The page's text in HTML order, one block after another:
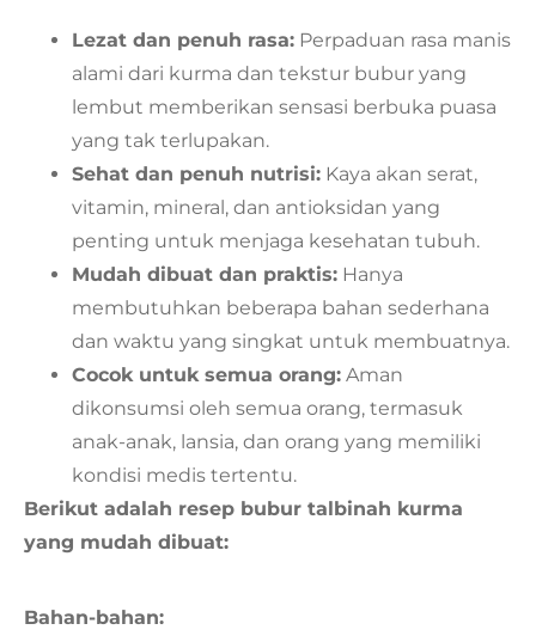
Lezat dan penuh rasa: Perpaduan rasa manis
alami dari kurma dan tekstur bubur yang
lembut memberikan sensasi berbuka puasa
yang tak terlupakan.
Sehat dan penuh nutrisi: Kaya akan serat,
vitamin, mineral, dan antioksidan yang
penting untuk menjaga kesehatan tubuh.
Mudah dibuat dan praktis: Hanya
membutuhkan beberapa bahan sederhana
dan waktu yang singkat untuk membuatnya.
Cocok untuk semua orang: Aman
dikonsumsi oleh semua orang, termasuk
anak-anak, lansia, dan orang yang memiliki
kondisi medis tertentu.
Berikut adalah resep bubur talbinah kurma
yang mudah dibuat:
Bahan-bahan: